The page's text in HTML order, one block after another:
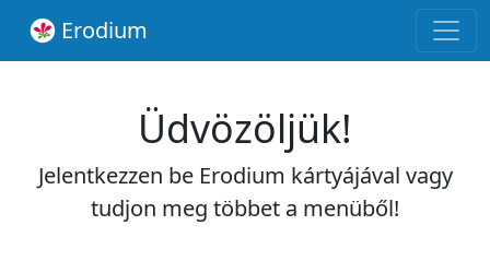
Erodium
Üdvözöljük!
Jelentkezzen be Erodium kártyájával vagy
tudjon meg többet a menüből!